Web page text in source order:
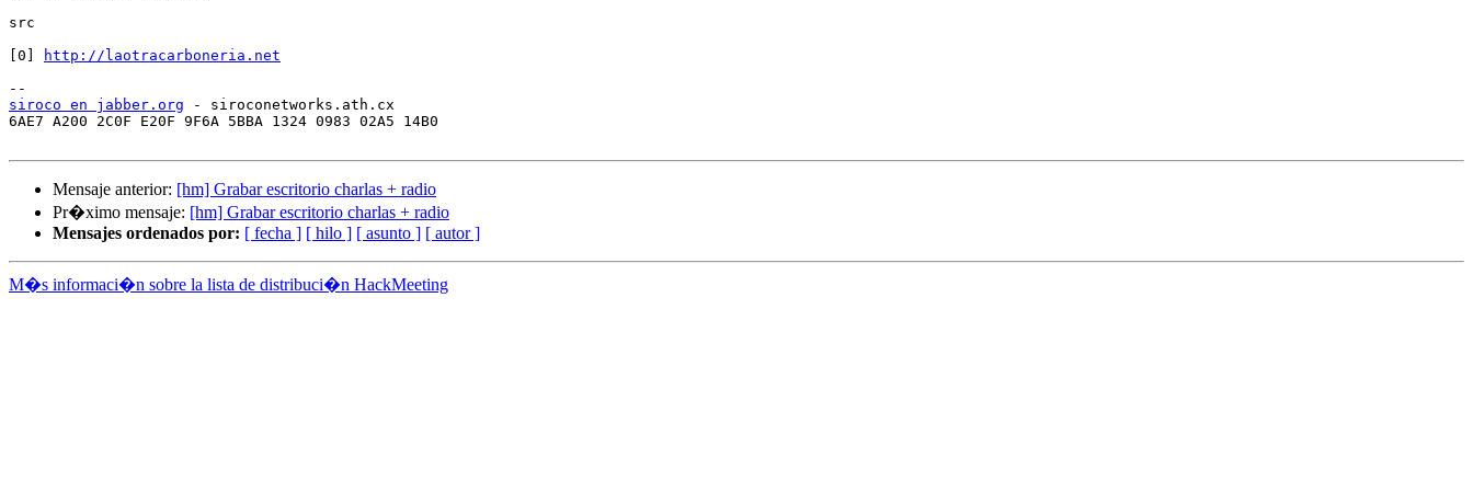
src
[0]
http://laotracarboneria.net
siroco en jabber.org - siroconetworks.ath.cx
6AE7 A200 2C0F E20F 9F6A 5BBA 1324 0983 02A5 14B0
Mensaje anterior: [hm] Grabar escritorio charlas + radio
Pr�ximo mensaje: [hm] Grabar escritorio charlas + radio
Mensajes ordenados por: [ fecha ] [ hilo ] [ asunto ] [ autor ]
M�s informaci�n sobre la lista de distribuci�n HackMeeting